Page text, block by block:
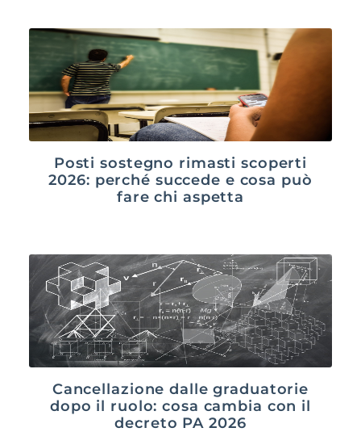
Posti sostegno rimasti scoperti
2026: perché succede e cosa può
fare chi aspetta
Cancellazione dalle graduatorie
dopo il ruolo: cosa cambia con il
decreto PA 2026